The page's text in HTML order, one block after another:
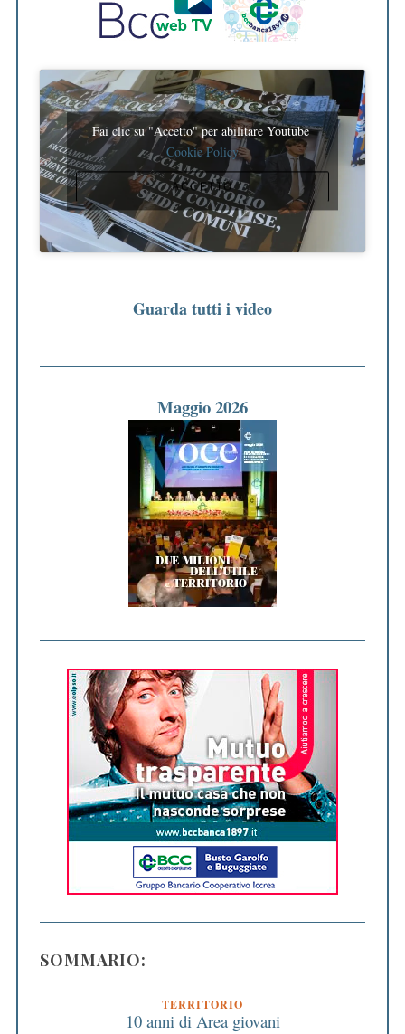
Fai clic su "Accetto" per abilitare Youtube
Cookie Policy
ACCETTO
Guarda tutti i video
Maggio 2026
SOMMARIO:
TERRITORIO
10 anni di Area giovani